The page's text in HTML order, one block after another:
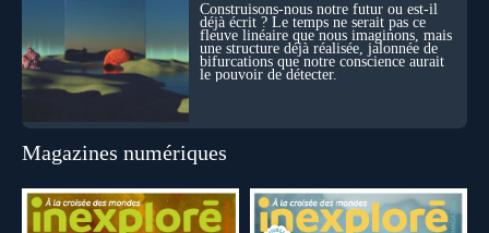
Construisons-nous notre futur ou est-il
déjà écrit ? Le temps ne serait pas ce
fleuve linéaire que nous imaginons, mais
une structure déjà réalisée, jalonnée de
bifurcations que notre conscience aurait
le pouvoir de détecter.
Magazines numériques